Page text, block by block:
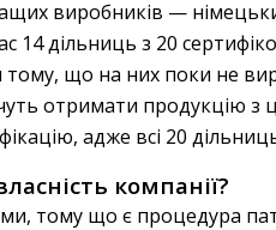
виробників —
14 дільниць з 20
що на них поки не
отримати
адже всі 20
компанії?
тому що є процедура